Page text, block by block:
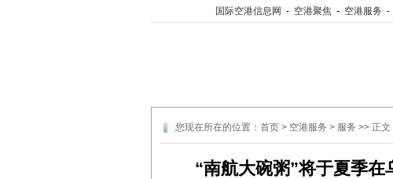
国际空港信息网 - 空港聚焦 - 空港服务 -
您现在所在的位置： 首页 > 空港服务 > 服务 >> 正文
“南航大碗粥”将于夏季